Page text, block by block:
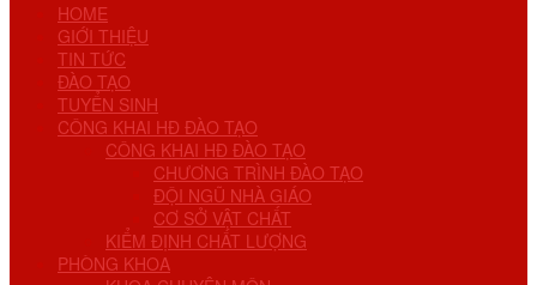
HOME
GIỚI THIỆU
TIN TỨC
ĐÀO TẠO
TUYỂN SINH
CÔNG KHAI HĐ ĐÀO TẠO
CÔNG KHAI HĐ ĐÀO TẠO
CHƯƠNG TRÌNH ĐÀO TẠO
ĐỘI NGŨ NHÀ GIÁO
CƠ SỞ VẬT CHẤT
KIỂM ĐỊNH CHẤT LƯỢNG
PHÒNG KHOA